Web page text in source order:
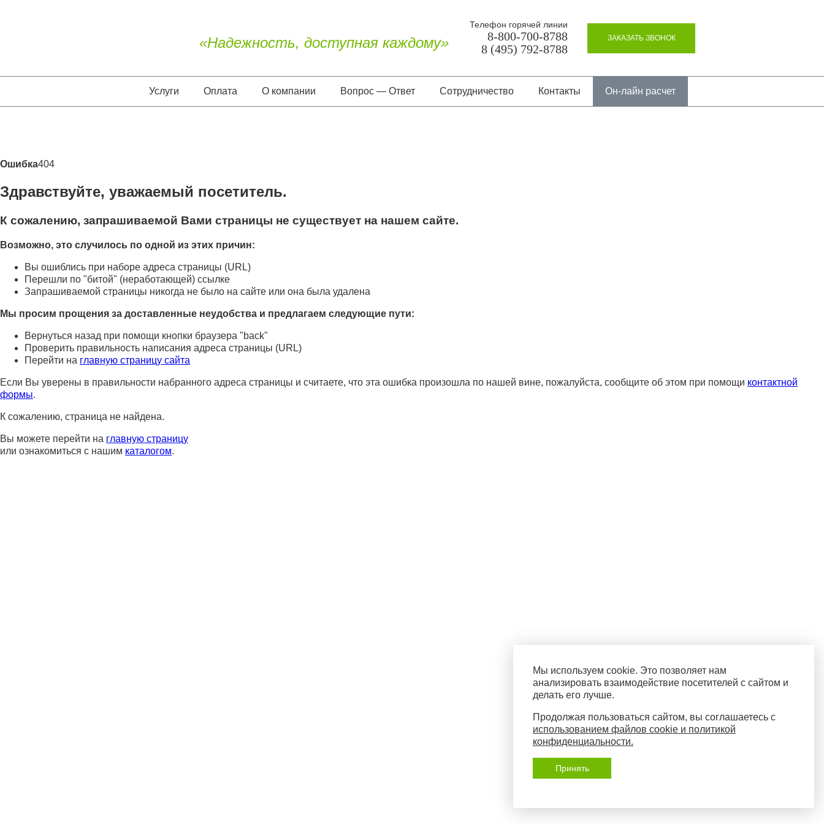
«Надежность, доступная каждому»
Телефон горячей линии
8-800-700-8788
8 (495) 792-8788
ЗАКАЗАТЬ ЗВОНОК
Услуги Оплата О компании Вопрос — Ответ Сотрудничество Контакты Он-лайн расчет
Ошибка404
Здравствуйте, уважаемый посетитель.
К сожалению, запрашиваемой Вами страницы не существует на нашем сайте.
Возможно, это случилось по одной из этих причин:
Вы ошиблись при наборе адреса страницы (URL)
Перешли по "битой" (неработающей) ссылке
Запрашиваемой страницы никогда не было на сайте или она была удалена
Мы просим прощения за доставленные неудобства и предлагаем следующие пути:
Вернуться назад при помощи кнопки браузера "back"
Проверить правильность написания адреса страницы (URL)
Перейти на главную страницу сайта
Если Вы уверены в правильности набранного адреса страницы и считаете, что эта ошибка произошла по нашей вине, пожалуйста, сообщите об этом при помощи контактной
формы.
К сожалению, страница не найдена.
Вы можете перейти на главную страницу
или ознакомиться с нашим каталогом.
Мы используем cookie. Это позволяет нам
анализировать взаимодействие посетителей с сайтом и
делать его лучше.
Продолжая пользоваться сайтом, вы соглашаетесь с
использованием файлов cookie и политикой
конфиденциальности.
Принять